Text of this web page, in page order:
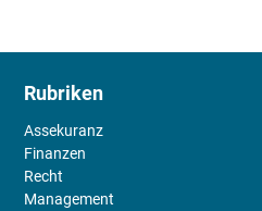
Rubriken
Assekuranz
Finanzen
Recht
Management